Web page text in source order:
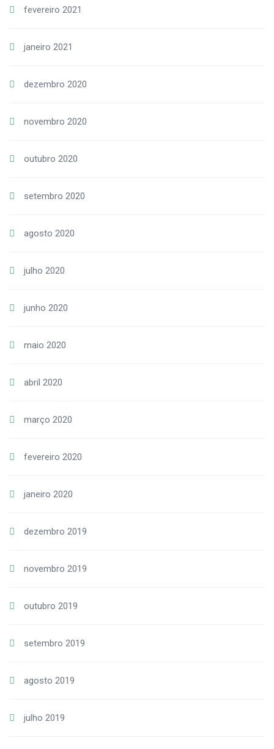
fevereiro 2021
janeiro 2021
dezembro 2020
novembro 2020
outubro 2020
setembro 2020
agosto 2020
julho 2020
junho 2020
maio 2020
abril 2020
março 2020
fevereiro 2020
janeiro 2020
dezembro 2019
novembro 2019
outubro 2019
setembro 2019
agosto 2019
julho 2019